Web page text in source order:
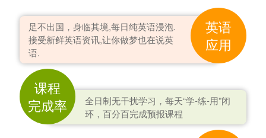
英语
应用
足不出国，身临其境,每日纯英语浸泡.
接受新鲜英语资讯,让你做梦也在说英
语.
课程
完成率
全日制无干扰学习，每天“学-练-用”闭
环，百分百完成预报课程